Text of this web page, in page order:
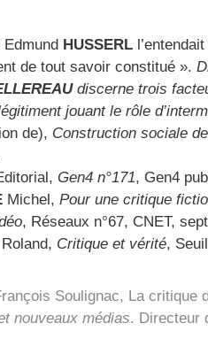
HUSSERL
de tout savoir constitué ».
discerne trois
jouant le rôle
de), Construction sociale
Gen4 n°171, Gen4
Michel, Pour une critique
, Réseaux n°67, CNET,
Critique et vérité,
Soulignac, La critique
nouveaux médias. Directeur